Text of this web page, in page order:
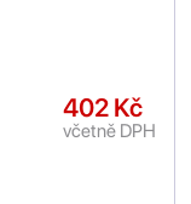
402 Kč
včetně DPH